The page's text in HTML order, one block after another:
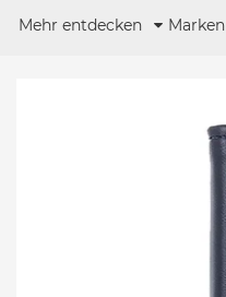
Mehr entdecken Marken